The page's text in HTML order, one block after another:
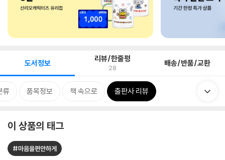
도서정보 리뷰/한줄평
28 배송/반품/교환
류 품목정보 책 속으로 출판사 리뷰
이 상품의 태그
#마음을편안하게